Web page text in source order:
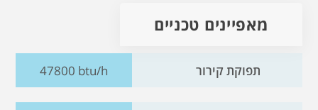
מאפיינים טכניים
תפוקת קירור 47800 btu/h